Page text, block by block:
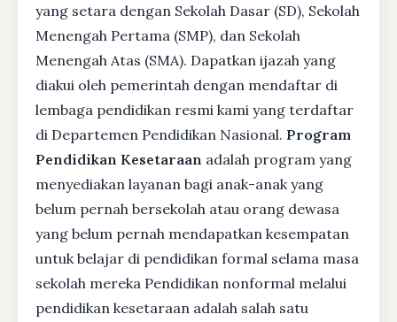
yang setara dengan Sekolah Dasar (SD), Sekolah
Menengah Pertama (SMP), dan Sekolah
Menengah Atas (SMA). Dapatkan ijazah yang
diakui oleh pemerintah dengan mendaftar di
lembaga pendidikan resmi kami yang terdaftar
di Departemen Pendidikan Nasional. Program
Pendidikan Kesetaraan adalah program yang
menyediakan layanan bagi anak-anak yang
belum pernah bersekolah atau orang dewasa
yang belum pernah mendapatkan kesempatan
untuk belajar di pendidikan formal selama masa
sekolah mereka Pendidikan nonformal melalui
pendidikan kesetaraan adalah salah satu